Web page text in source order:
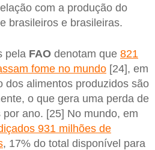
com a produção do
brasileiros e brasileiras.
pela FAO denotam que 821
fome no mundo [24], em
dos alimentos produzidos são
o que gera uma perda de
ano. [25] No mundo, em
931 milhões de
, 17% do total disponível para